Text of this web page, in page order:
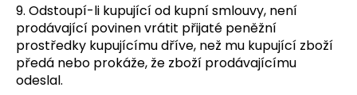
9. Odstoupí-li kupující od kupní smlouvy, není
prodávající povinen vrátit přijaté peněžní
prostředky kupujícímu dříve, než mu kupující zboží
předá nebo prokáže, že zboží prodávajícímu
odeslal.